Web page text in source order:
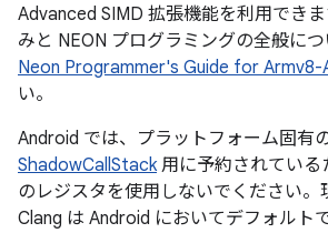
Advanced SIMD 拡張機能を利用でき
みと NEON プログラミングの全般につ
Neon Programmer's Guide for Armv8-
い。
Android では、プラットフォーム固有
ShadowCallStack用に予約されている
のレジスタを使用しないでください。
Clang は Android においてデフォルト